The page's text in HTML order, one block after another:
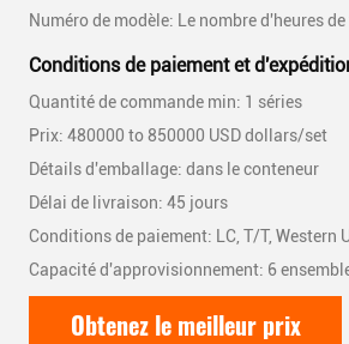
Numéro de modèle: Le nombre d'heures de
Conditions de paiement et
Quantité de commande min: 1 séries
Prix: 480000 to 850000 USD dollars/set
Détails d'emballage: dans le conteneur
Délai de livraison: 45 jours
Conditions de paiement: LC, T/T, Western
Capacité d'approvisionnement: 6
Obtenez le meilleur prix